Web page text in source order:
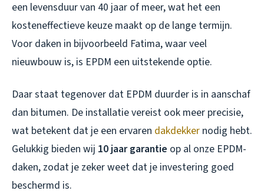
een levensduur van 40 jaar of meer, wat het een
kosteneffectieve keuze maakt op de lange termijn.
Voor daken in bijvoorbeeld Fatima, waar veel
nieuwbouw is, is EPDM een uitstekende optie.
Daar staat tegenover dat EPDM duurder is in aanschaf
dan bitumen. De installatie vereist ook meer precisie,
wat betekent dat je een ervaren dakdekker nodig hebt.
Gelukkig bieden wij 10 jaar garantie op al onze EPDM-
daken, zodat je zeker weet dat je investering goed
beschermd is.